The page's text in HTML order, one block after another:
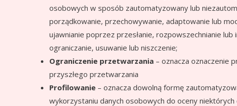
osobowych w sposób zautomatyzowany lub
porządkowanie, przechowywanie, adaptowanie lub
ujawnianie poprzez przesłanie, rozpowszechnianie
ograniczanie, usuwanie lub niszczenie;
Ograniczenie przetwarzania – oznacza oznaczenie
przyszłego przetwarzania
Profilowanie – oznacza dowolną formę
wykorzystaniu danych osobowych do oceny